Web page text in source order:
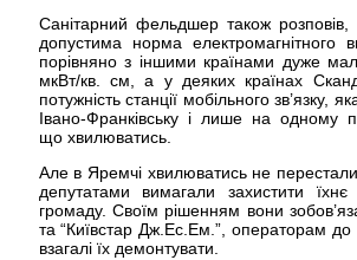
Санітарний фельдшер також
допустима норма
порівняно з іншими країнами дуже
мкВт/кв. см, а у деяких країнах
потужність станції мобільного
Івано-Франківську і лише на одному
що хвилюватись.
Але в Яремчі хвилюватись не перестали.
депутатами вимагали захистити
громаду. Своїм рішенням вони
та “Київстар Дж.Ес.Ем.”, операторам
взагалі їх демонтувати.